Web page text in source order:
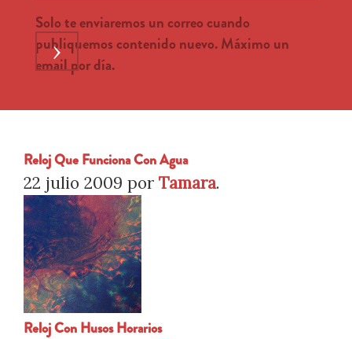
Solo te enviaremos un correo cuando
publiquemos contenido nuevo. Máximo un
email por día.
›
Reloj Que Funciona Con Agua
22 julio 2009 por Tamara.
Reloj Con Husos Horarios